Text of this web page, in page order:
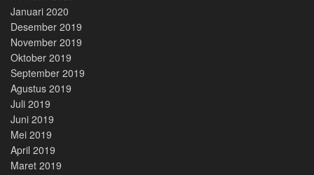
Januari 2020
Desember 2019
November 2019
Oktober 2019
September 2019
Agustus 2019
Juli 2019
Juni 2019
Mei 2019
April 2019
Maret 2019